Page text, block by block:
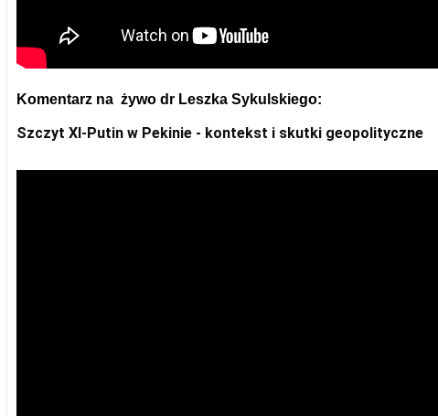
Komentarz na żywo dr Leszka Sykulskiego:
Szczyt XI-Putin w Pekinie - kontekst i skutki geopolityczne